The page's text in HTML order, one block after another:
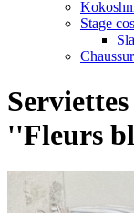
Stage
''Fleurs